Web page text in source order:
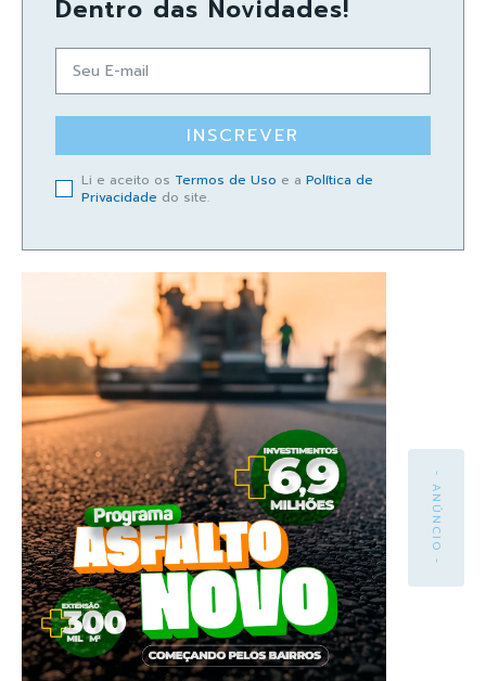
Dentro das Novidades!
INSCREVER
Li e aceito os Termos de Uso e a Política de
Privacidade do site.
- ANÚNCIO -